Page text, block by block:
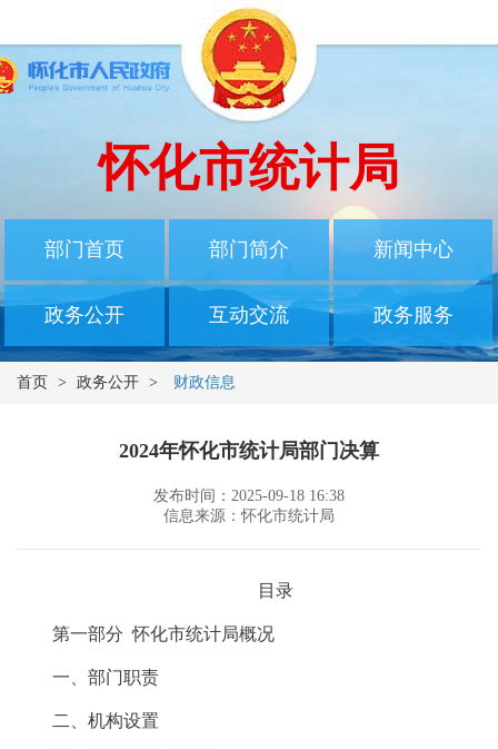
怀化市统计局
部门首页 部门简介 新闻中心
政务公开 互动交流 政务服务
首页 > 政务公开 > 财政信息
2024年怀化市统计局部门决算
发布时间：2025-09-18 16:38
信息来源：怀化市统计局
目录
第一部分 怀化市统计局概况
一、部门职责
二、机构设置